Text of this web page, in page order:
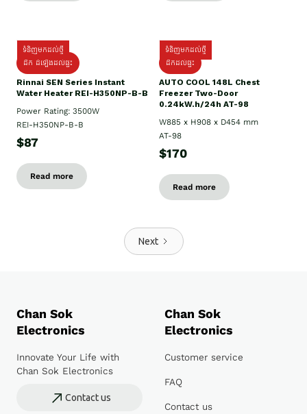
ទំនិញមកដល់ថ្មី
ដឹក ដំឡើងដល់ផ្ទះ
Rinnai SEN Series Instant
Water Heater REI-H350NP-B-B
Power Rating: 3500W
REI-H350NP-B-B
$87
Read more
ទំនិញមកដល់ថ្មី
ដឹកដល់ផ្ទះ
AUTO COOL 148L Chest
Freezer Two-Door
0.24kW.h/24h AT-98
W885 x H908 x D454 mm
AT-98
$170
Read more
Next
Chan Sok
Electronics
Innovate Your Life with
Chan Sok Electronics
Contact us
Chan Sok
Electronics
Customer service
FAQ
Contact us